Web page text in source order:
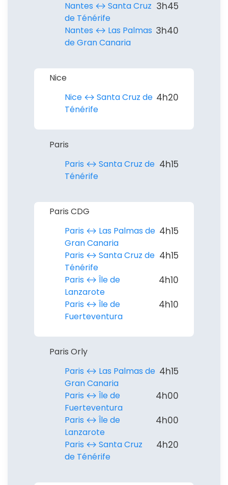
Nantes ↔︎ Santa Cruz
de Ténérife
3h45
Nantes ↔︎ Las Palmas
de Gran Canaria
3h40
Nice
Nice ↔︎ Santa Cruz de
Ténérife
4h20
Paris
Paris ↔︎ Santa Cruz de
Ténérife
4h15
Paris CDG
Paris ↔︎ Las Palmas de
Gran Canaria
4h15
Paris ↔︎ Santa Cruz de
Ténérife
4h15
Paris ↔︎ Île de
Lanzarote
4h10
Paris ↔︎ Île de
Fuerteventura
4h10
Paris Orly
Paris ↔︎ Las Palmas de
Gran Canaria
4h15
Paris ↔︎ Île de
Fuerteventura
4h00
Paris ↔︎ Île de
Lanzarote
4h00
Paris ↔︎ Santa Cruz
de Ténérife
4h20